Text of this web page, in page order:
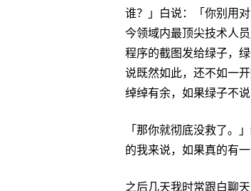
谁？」白说：「你别用
今领域内最顶尖技术人
程序的截图发给绿子，
说既然如此，还不如一
绰绰有余，如果绿子不
「那你就彻底没救了。
的我来说，如果真的有
之后几天我时常跟白聊